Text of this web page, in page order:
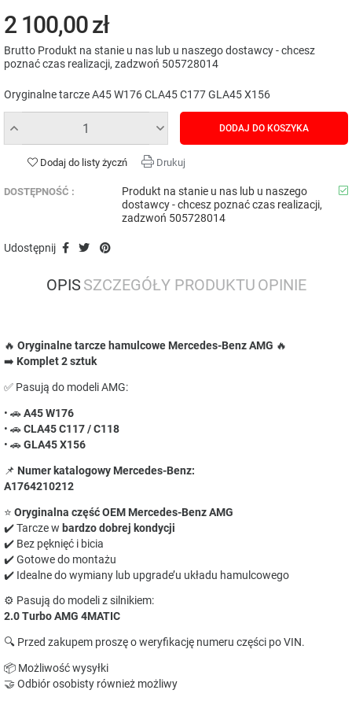
2 100,00 zł
Brutto Produkt na stanie u nas lub u naszego dostawcy - chcesz
poznać czas realizacji, zadzwoń 505728014
Oryginalne tarcze A45 W176 CLA45 C177 GLA45 X156
DODAJ DO KOSZYKA
Dodaj do listy życzń Drukuj
DOSTĘPNOŚĆ :
Produkt na stanie u nas lub u naszego
dostawcy - chcesz poznać czas realizacji,
zadzwoń 505728014
Udostępnij
OPIS SZCZEGÓŁY PRODUKTU OPINIE
🔥 Oryginalne tarcze hamulcowe Mercedes-Benz AMG 🔥
➡️ Komplet 2 sztuk
✅ Pasują do modeli AMG:
• 🚗A45 W176
• 🚗CLA45 C117 / C118
• 🚗GLA45 X156
📌 Numer katalogowy Mercedes-Benz:
A1764210212
⭐ Oryginalna część OEM Mercedes-Benz AMG
✔️ Tarcze w bardzo dobrej kondycji
✔️ Bez pęknięć i bicia
✔️ Gotowe do montażu
✔️ Idealne do wymiany lub upgrade’u układu hamulcowego
⚙️ Pasują do modeli z silnikiem:
2.0 Turbo AMG 4MATIC
🔍 Przed zakupem proszę o weryfikację numeru części po VIN.
📦 Możliwość wysyłki
🤝 Odbiór osobisty również możliwy